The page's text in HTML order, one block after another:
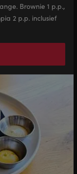
Brownie 1 p.p.,
2 p.p. inclusief